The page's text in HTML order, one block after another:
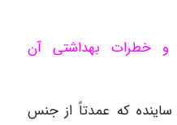
و خطرات بهداشتی آن
که عمدتاً از جنس